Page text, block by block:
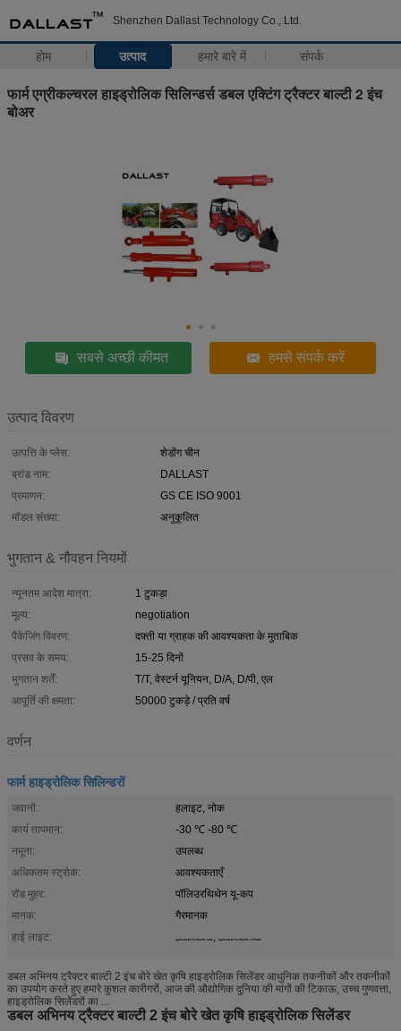
Shenzhen Dallast Technology Co., Ltd.
होम उत्पाद हमारे बारे में संपर्क
फार्म एग्रीकल्चरल हाइड्रोलिक सिलिन्डर्स डबल एक्टिंग ट्रैक्टर बाल्टी 2 इंच
बोअर
सबसे अच्छी कीमत हमसे संपर्क करें
उत्पाद विवरण
उत्पत्ति के प्लेस:
शेडोंग चीन
ब्रांड नाम:
DALLAST
प्रमाणन:
GS CE ISO 9001
मॉडल संख्या:
अनुकूलित
भुगतान & नौवहन नियमों
न्यूनतम आदेश मात्रा:
1 टुकड़ा
मूल्य:
negotiation
पैकेजिंग विवरण:
दफ़्ती या ग्राहक की आवश्यकता के मुताबिक
प्रसव के समय:
15-25 दिनों
भुगतान शर्तें:
T/T, वेस्टर्न यूनियन, D/A, D/पी, एल
आपूर्ति की क्षमता:
50000 टुकड़े / प्रति वर्ष
वर्णन
फार्म हाइड्रोलिक सिलिन्डरों
जवानों:
हलाइट, नोक
कार्य तापमान:
-30 ℃ -80 ℃
नमूना:
उपलब्ध
अधिकतम स्ट्रोक:
आवश्यकताएँ
रॉड मुहर:
पॉलिउरथिथेन यू-कप
मानक:
गैरमानक
हाई लाइट:
agricultural hydraulic rams , agricultural hydraulic cylinder
डबल अभिनय ट्रैक्टर बाल्टी 2 इंच बोरे खेत कृषि हाइड्रोलिक सिलेंडर आधुनिक तकनीकों और तकनीकों
का उपयोग करते हुए हमारे कुशल कारीगरों, आज की औद्योगिक दुनिया की मांगों की टिकाऊ, उच्च गुणवत्ता,
हाइड्रोलिक सिलेंडरों का ...
डबल अभिनय ट्रैक्टर बाल्टी 2 इंच बोरे खेत कृषि हाइड्रोलिक सिलेंडर